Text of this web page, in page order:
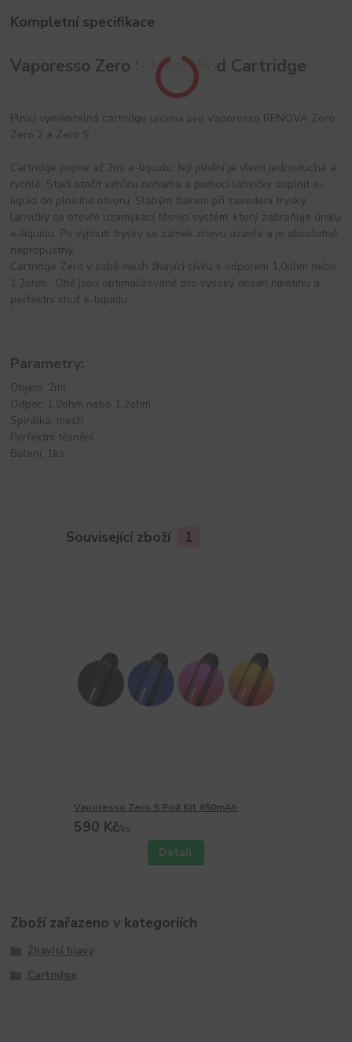
Kompletní specifikace
Vaporesso Zero S Mesh Pod Cartridge
Plnící vyměnitelná cartridge určená pro Vaporesso RENOVA Zero,
Zero 2 a Zero S
Cartridge pojme až 2ml e-liquidu. Její plnění je vlemi jednoduché a
rychlé. Stačí otočit vzhůru nohama a pomocí lahvičky doplnit e-
liquid do plnícího otvoru. Slabým tlakem při zavedení trysky
lahvičky se otevře uzamykací těsnící systém, který zabraňuje úniku
e-liquidu. Po vyjmutí trysky se zámek znovu uzavře a je absolutně
nepropustný.
Cartridge Zero v sobě mesh žhavící cívku s odporem 1,0ohm nebo
1,2ohm. Obě jsou optimalizované pro vysoký obsah nikotinu a
perfektní chuť e-liquidu.
Parametry:
Objem: 2ml
Odpor: 1,0ohm nebo 1,2ohm
Spirálka: mesh
Perfektní těsnění
Balení: 1ks
Související zboží 1
Vaporesso Zero S Pod Kit 650mAh
590 Kč/ks
Detail
Zboží zařazeno v kategoriích
Žhavící hlavy
Cartridge